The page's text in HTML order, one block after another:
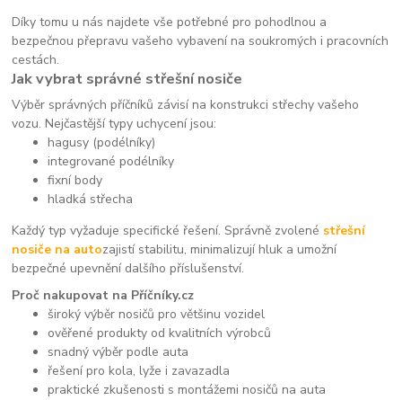
Díky tomu u nás najdete vše potřebné pro pohodlnou a
bezpečnou přepravu vašeho vybavení na soukromých i pracovních
cestách.
Jak vybrat správné střešní nosiče
Výběr správných příčníků závisí na konstrukci střechy vašeho
vozu. Nejčastější typy uchycení jsou:
hagusy (podélníky)
integrované podélníky
fixní body
hladká střecha
Každý typ vyžaduje specifické řešení. Správně zvolené střešní
nosiče na autozajistí stabilitu, minimalizují hluk a umožní
bezpečné upevnění dalšího příslušenství.
Proč nakupovat na Příčníky.cz
široký výběr nosičů pro většinu vozidel
ověřené produkty od kvalitních výrobců
snadný výběr podle auta
řešení pro kola, lyže i zavazadla
praktické zkušenosti s montážemi nosičů na auta